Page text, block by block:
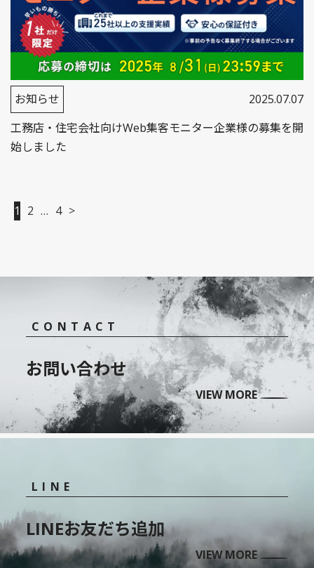
お知らせ
2025.07.07
工務店・住宅会社向けWeb集客モニター企業様の募集を開
始しました
投
の
ジ
1 2 … 4 >
CONTACT
お問い合わせ
VIEW MORE
LINE
LINEお友だち追加
VIEW MORE